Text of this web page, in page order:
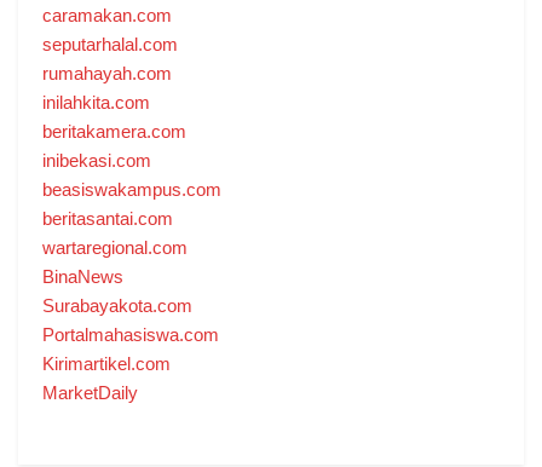
caramakan.com
seputarhalal.com
rumahayah.com
inilahkita.com
beritakamera.com
inibekasi.com
beasiswakampus.com
beritasantai.com
wartaregional.com
BinaNews
Surabayakota.com
Portalmahasiswa.com
Kirimartikel.com
MarketDaily